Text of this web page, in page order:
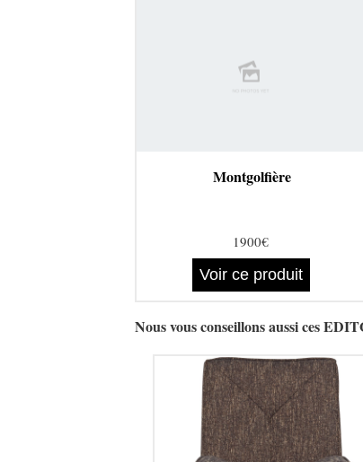
Montgolfière
1900€
Voir ce produit
Nous vous conseillons aussi ces